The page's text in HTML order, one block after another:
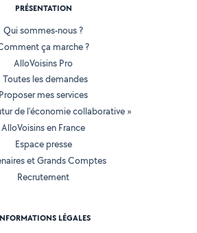
PRÉSENTATION
Qui sommes-nous ?
ça marche ?
AlloVoisins Pro
Toutes les demandes
Proposer mes services
de l'économie collaborative »
AlloVoisins en France
Espace presse
et Grands Comptes
Recrutement
LÉGALES